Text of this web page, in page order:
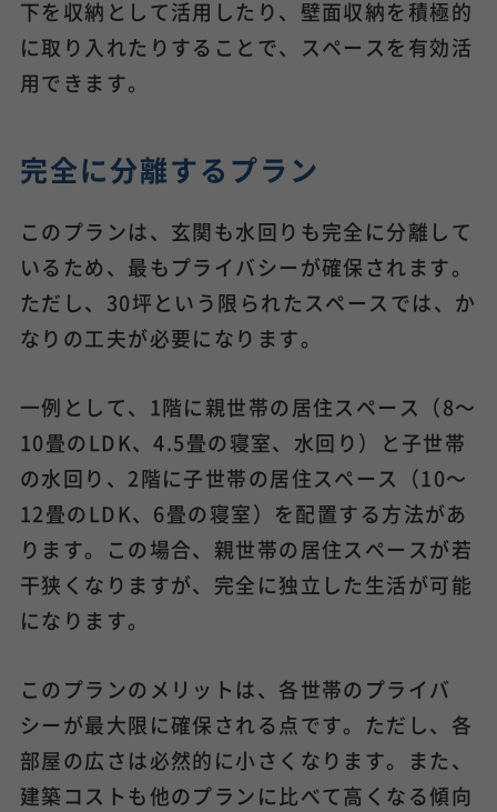
下を収納として活用したり、壁面収納を積極的
に取り入れたりすることで、スペースを有効活
用できます。
完全に分離するプラン
このプランは、玄関も水回りも完全に分離して
いるため、最もプライバシーが確保されます。
ただし、30坪という限られたスペースでは、か
なりの工夫が必要になります。
一例として、1階に親世帯の居住スペース（8～
10畳のLDK、4.5畳の寝室、水回り）と子世帯
の水回り、2階に子世帯の居住スペース（10～
12畳のLDK、6畳の寝室）を配置する方法があ
ります。この場合、親世帯の居住スペースが若
干狭くなりますが、完全に独立した生活が可能
になります。
このプランのメリットは、各世帯のプライバ
シーが最大限に確保される点です。ただし、各
部屋の広さは必然的に小さくなります。また、
建築コストも他のプランに比べて高くなる傾向